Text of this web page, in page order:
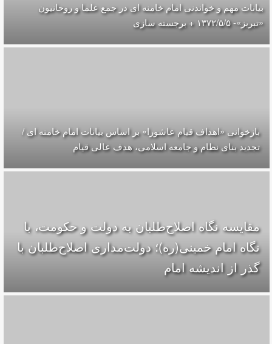
بیانات مهم و خواندنی امام خامنه ای در جمع علما و روحانیون
«تبریز»- ۱۳۷۲/۵/۵ + برجسته سازی
بازخوانی «اهداف قیام عاشورا» بر اساس بیانات امام خامنه ای /
تجدید بنای نظام و جامعه اسلامی، هدف عالی قیام
مقایسه‌ نگاه اصلاح‌طلبان به دولت و حکومت، با
نگاه امام خمینی(ره)؛ دولت‌مداری اصلاح‌طلبان با
گذر از اندیشه امام